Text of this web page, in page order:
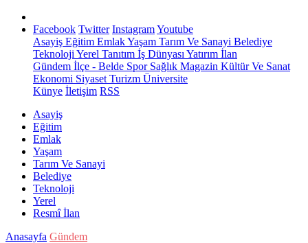
Facebook Twitter InstagramYoutube
Asayiş Eğitim EmlakYaşam Tarım Ve Sanayi Belediye
Teknoloji Yerel Tanıtım İş Dünyası Yatırım İlan
Gündem İlçe - Belde SporSağlık Magazin Kültür Ve Sanat
Ekonomi Siyaset Turizm Üniversite
Künye İletişim RSS
Asayiş
Eğitim
Emlak
Yaşam
Tarım Ve Sanayi
Belediye
Teknoloji
Yerel
Resmî İlan
Anasayfa Gündem